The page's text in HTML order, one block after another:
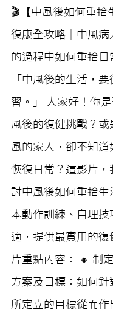
🎬【中風後如何重拾
復康全攻略｜中風病
的過程中如何重拾日
「中風後的生活，
習。」 大家好！你
風後的復健挑戰？或
風的家人，卻不知道
恢復日常？這影片，
討中風後如何重拾生
本動作訓練、自理技
適，提供最實用的復
片重點內容： 🔸 制
方案及目標：如何針
所定立的目標從而作